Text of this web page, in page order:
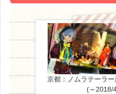
京都：ノムラテーラ
(～2018/